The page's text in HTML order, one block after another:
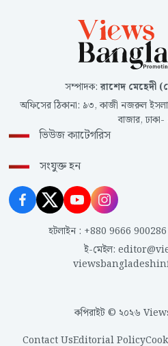
সম্পাদক:রাশেদ মেহেদী
অফিসের ঠিকানা: ৯৩, কাজী নজরুল
বাজার,
ভিউজ ক্যাটেগরিস
সংযুক্ত হন
হটলাইন : +880 9666 900286
ই-মেইল:
কপিরাইট © ২০২৬
Contact UsEditorial Policy